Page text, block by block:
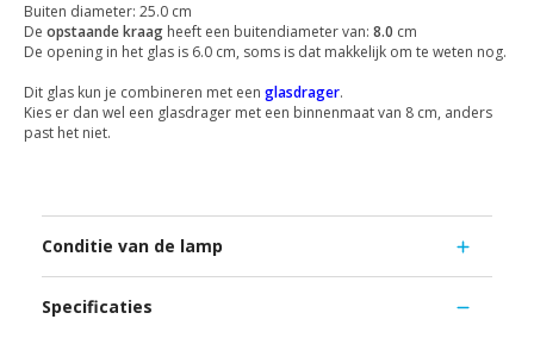
Buiten diameter: 25.0 cm
De opstaande kraag heeft een buitendiameter van: 8.0 cm
De opening in het glas is 6.0 cm, soms is dat makkelijk om te weten nog.
Dit glas kun je combineren met een glasdrager.
Kies er dan wel een glasdrager met een binnenmaat van 8 cm, anders
past het niet.
Conditie van de lamp
Specificaties